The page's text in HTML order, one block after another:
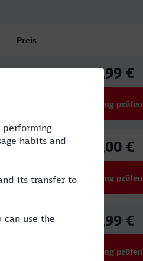
Preis
27,99 €
Verbindung prüfen
29,00 €
Verbindung prüfen
32,99 €
Verbindung prüfen